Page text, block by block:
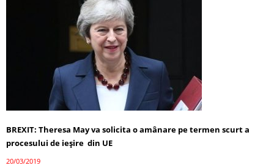
BREXIT: Theresa May va solicita o amânare pe termen scurt a
procesului de ieşire din UE
20/03/2019